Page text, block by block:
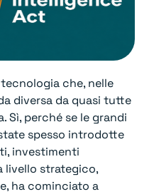
che, nelle
diversa da quasi tutte
Sì, perché se le grandi
spesso introdotte
investimenti
livello strategico,
ha cominciato a